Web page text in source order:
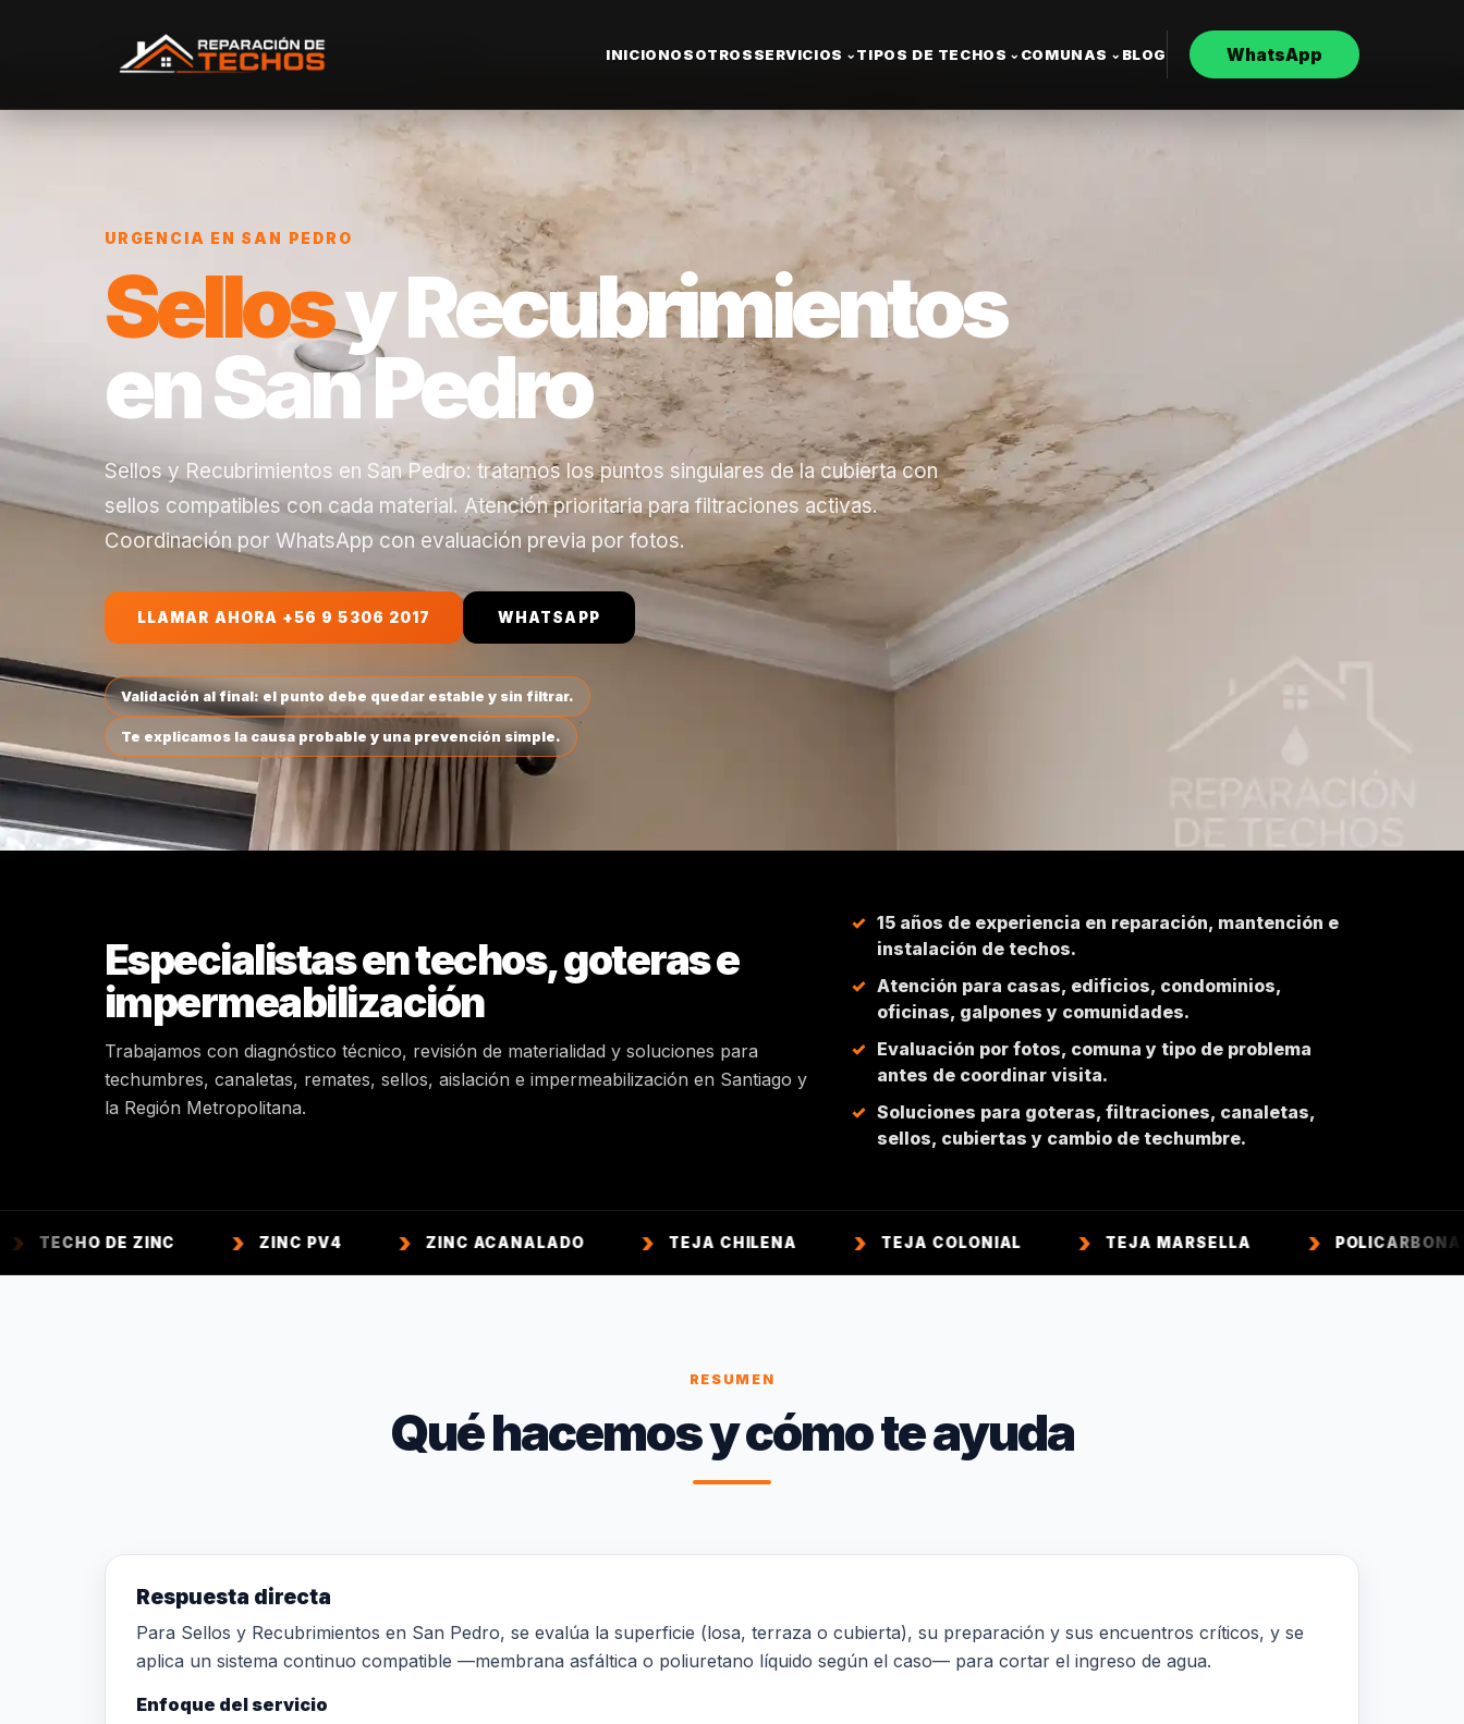
INICIONOSOTROSSERVICIOS ⌄ TIPOS DE TECHOS ⌄ COMUNAS ⌄ BLOG WhatsApp
Inicio/Servicios/Sellos y Recubrimientos
URGENCIA EN SAN PEDRO
Sellosy Recubrimientos
en San Pedro
Sellos y Recubrimientos en San Pedro: tratamos los puntos singulares de la cubierta con
sellos compatibles con cada material. Atención prioritaria para filtraciones activas.
Coordinación por WhatsApp con evaluación previa por fotos.
LLAMAR AHORA +56 9 5306 2017 WHATSAPP
Validación al final: el punto debe quedar estable y sin filtrar.
Te explicamos la causa probable y una prevención simple.
Especialistas en techos, goteras e
impermeabilización
Trabajamos con diagnóstico técnico, revisión de materialidad y soluciones para
techumbres, canaletas, remates, sellos, aislación e impermeabilización en Santiago y
la Región Metropolitana.
15 años de experiencia en reparación, mantención e
instalación de techos.
Atención para casas, edificios, condominios,
oficinas, galpones y comunidades.
Evaluación por fotos, comuna y tipo de problema
antes de coordinar visita.
Soluciones para goteras, filtraciones, canaletas,
sellos, cubiertas y cambio de techumbre.
DE ZINC ZINC PV4 ZINC ACANALADO TEJA CHILENA TEJA COLONIAL TEJA MARSELLA POLICARBONATO
RESUMEN
Qué hacemos y cómo te ayuda
Respuesta directa
Para Sellos y Recubrimientos en San Pedro, se evalúa la superficie (losa, terraza o cubierta), su preparación y sus encuentros críticos, y se
aplica un sistema continuo compatible —membrana asfáltica o poliuretano líquido según el caso— para cortar el ingreso de agua.
Enfoque del servicio